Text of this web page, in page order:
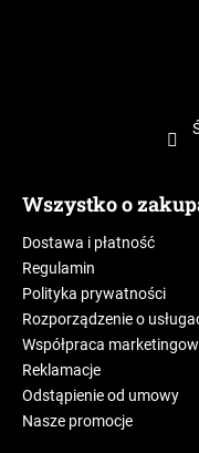
Wszystko o
Dostawa i płatność
Regulamin
Polityka prywatności
Rozporządzenie o
Współpraca
Reklamacje
Odstąpienie od umowy
Nasze promocje